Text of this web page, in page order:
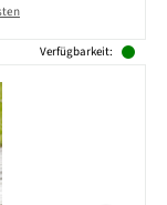
Verfügbarkeit: